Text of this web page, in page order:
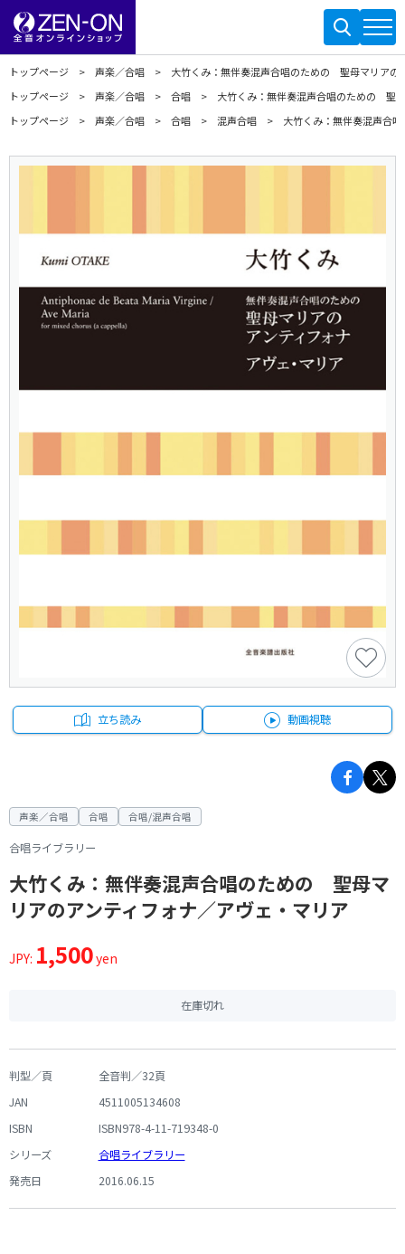
トップページ 声楽／合唱
大竹くみ：無伴奏混声合唱のための 聖母マリアの
トップページ
声楽／合唱 合唱
大竹くみ：無伴奏混声合唱のための 聖
トップページ
声楽／合唱 合唱 混声合唱 大竹くみ：無伴奏混声合
立ち読み 動画視聴
声楽／合唱 合唱 合唱/混声合唱
合唱ライブラリー
大竹くみ：無伴奏混声合唱のための 聖母マ
リアのアンティフォナ／アヴェ・マリア
JPY: 1,500yen
在庫切れ
判型／頁
全音判／32頁
JAN
4511005134608
ISBN
ISBN978-4-11-719348-0
シリーズ
合唱ライブラリー
発売日
2016.06.15